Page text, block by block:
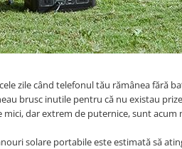
zile când telefonul tău rămânea fără
brusc inutile pentru că nu existau
mici, dar extrem de puternice, sunt acum
solare portabile este estimată să